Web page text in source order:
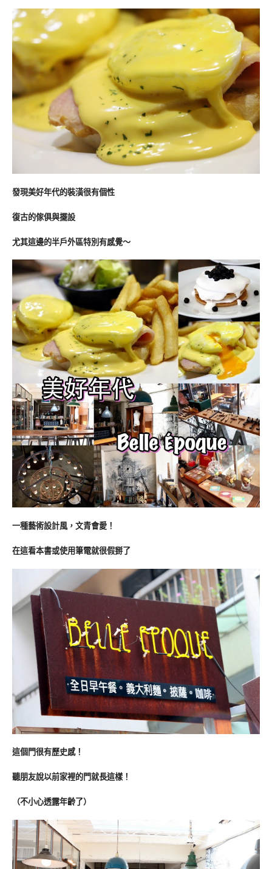
發現美好年代的裝潢很有個性
復古的傢俱與擺設
尤其這邊的半戶外區特別有感覺～
一種藝術設計風，文青會愛！
在這看本書或使用筆電就很假掰了
這個門很有歷史感！
聽朋友說以前家裡的門就長這樣！
（不小心透露年齡了）